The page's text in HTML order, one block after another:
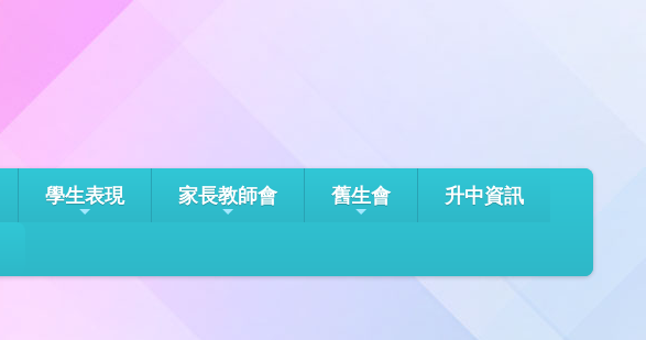
學生表現 家長教師會 舊生會 升中資訊